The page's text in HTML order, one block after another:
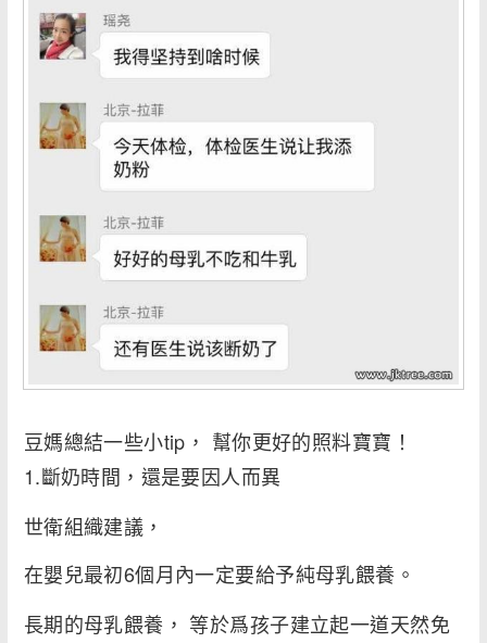
豆媽總結一些小tip， 幫你更好的照料寶寶！
1.斷奶時間，還是要因人而異
世衛組織建議，
在嬰兒最初6個月內一定要給予純母乳餵養。
長期的母乳餵養， 等於爲孩子建立起一道天然免